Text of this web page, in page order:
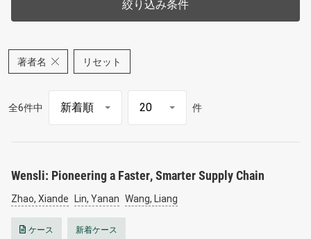
著者名 リセット
全6件中 件
Wensli: Pioneering a Faster, Smarter Supply Chain
Zhao, Xiande Lin, Yanan Wang, Liang
ケース 新着ケース
絞り込み条件